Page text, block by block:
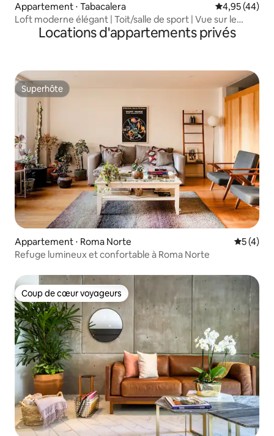
Appartement ⋅ Tabacalera Évaluation
4,95 (44)
Loft moderne élégant | Toit/salle de sport | Vue sur le
monument
Locations d'appartements privés
Superhôte
Superhôte
Appartement ⋅ Roma Norte
5 (4)
Refuge lumineux et confortable à Roma Norte
Coup de cœur voyageurs
Coup de cœur voyageurs